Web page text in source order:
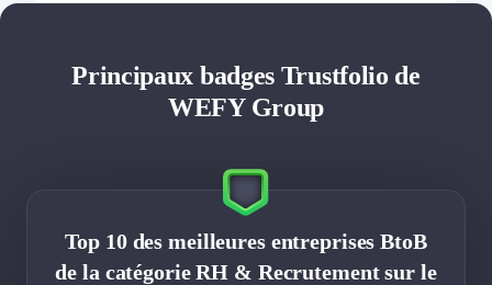
Principaux badges Trustfolio de
WEFY Group
Top 10 des meilleures entreprises BtoB
de la catégorie RH & Recrutement sur le